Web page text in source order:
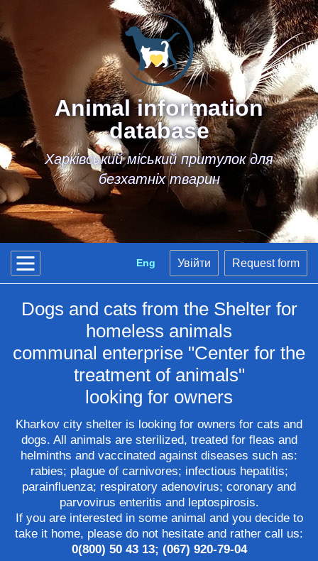
Animal information
database
Харківський міський притулок для
безхатніх тварин
Eng Увійти Request form
Dogs and cats from the Shelter for
homeless animals
communal enterprise "Center for the
treatment of animals"
looking for owners
Kharkov city shelter is looking for owners for cats and
dogs. All animals are sterilized, treated for fleas and
helminths and vaccinated against diseases such as:
rabies; plague of carnivores; infectious hepatitis;
parainfluenza; respiratory adenovirus; coronary and
parvovirus enteritis and leptospirosis.
If you are interested in some animal and you decide to
take it home, please do not hesitate and rather call us:
0(800) 50 43 13; (067) 920-79-04